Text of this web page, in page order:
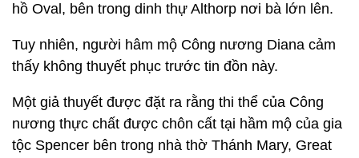
hồ Oval, bên trong dinh thự Althorp nơi bà lớn lên.
Tuy nhiên, người hâm mộ Công nương Diana cảm
thấy không thuyết phục trước tin đồn này.
Một giả thuyết được đặt ra rằng thi thể của Công
nương thực chất được chôn cất tại hầm mộ của gia
tộc Spencer bên trong nhà thờ Thánh Mary, Great